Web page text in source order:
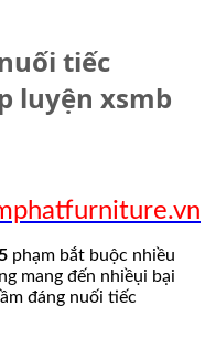
tiếc
luyện xsmb
phạm bắt buộc nhiều
mang đến nhiềụi bại
đáng nuối tiếc